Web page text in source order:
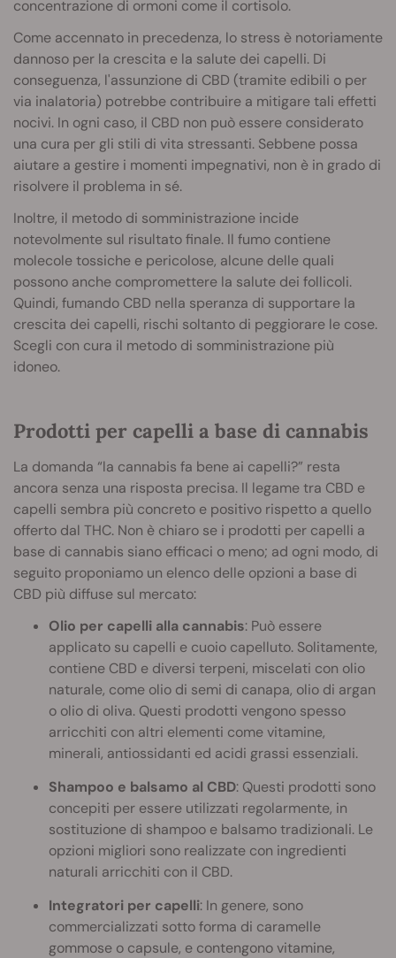
concentrazione di ormoni come il cortisolo.
Come accennato in precedenza, lo stress è notoriamente
dannoso per la crescita e la salute dei capelli. Di
conseguenza, l'assunzione di CBD (tramite edibili o per
via inalatoria) potrebbe contribuire a mitigare tali effetti
nocivi. In ogni caso, il CBD non può essere considerato
una cura per gli stili di vita stressanti. Sebbene possa
aiutare a gestire i momenti impegnativi, non è in grado di
risolvere il problema in sé.
Inoltre, il metodo di somministrazione incide
notevolmente sul risultato finale. Il fumo contiene
molecole tossiche e pericolose, alcune delle quali
possono anche compromettere la salute dei follicoli.
Quindi, fumando CBD nella speranza di supportare la
crescita dei capelli, rischi soltanto di peggiorare le cose.
Scegli con cura il metodo di somministrazione più
idoneo.
Prodotti per capelli a base di cannabis
La domanda “la cannabis fa bene ai capelli?” resta
ancora senza una risposta precisa. Il legame tra CBD e
capelli sembra più concreto e positivo rispetto a quello
offerto dal THC. Non è chiaro se i prodotti per capelli a
base di cannabis siano efficaci o meno; ad ogni modo, di
seguito proponiamo un elenco delle opzioni a base di
CBD più diffuse sul mercato:
Olio per capelli alla cannabis: Può essere
applicato su capelli e cuoio capelluto. Solitamente,
contiene CBD e diversi terpeni, miscelati con olio
naturale, come olio di semi di canapa, olio di argan
o olio di oliva. Questi prodotti vengono spesso
arricchiti con altri elementi come vitamine,
minerali, antiossidanti ed acidi grassi essenziali.
Shampoo e balsamo al CBD: Questi prodotti sono
concepiti per essere utilizzati regolarmente, in
sostituzione di shampoo e balsamo tradizionali. Le
opzioni migliori sono realizzate con ingredienti
naturali arricchiti con il CBD.
Integratori per capelli: In genere, sono
commercializzati sotto forma di caramelle
gommose o capsule, e contengono vitamine,